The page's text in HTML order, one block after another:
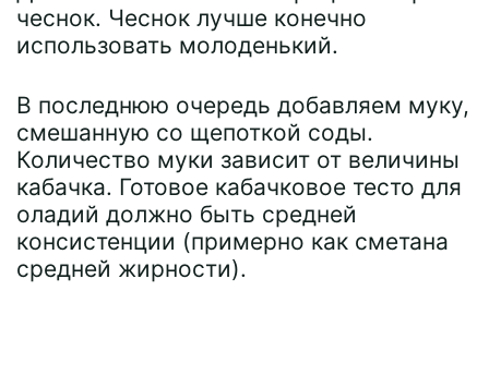
чеснок. Чеснок лучше конечно
использовать молоденький.
В последнюю очередь добавляем муку,
смешанную со щепоткой соды.
Количество муки зависит от величины
кабачка. Готовое кабачковое тесто для
оладий должно быть средней
консистенции (примерно как сметана
средней жирности).